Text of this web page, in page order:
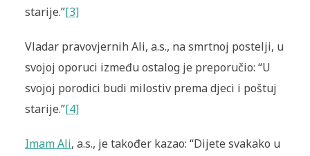
starije.”[3]
Vladar pravovjernih Ali, a.s., na smrtnoj postelji, u
svojoj oporuci između ostalog je preporučio: “U
svojoj porodici budi milostiv prema djeci i poštuj
starije.”[4]
Imam Ali, a.s., je također kazao: “Dijete svakako u